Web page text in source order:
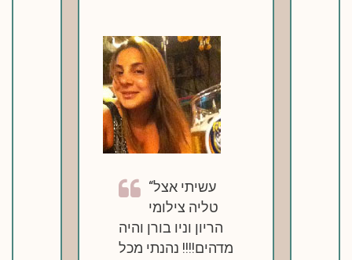
עשיתי אצל
טליה צילומי
הריון וניו בורן והיה
מדהים!!!! נהנתי מכל